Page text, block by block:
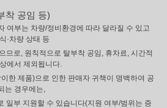
착 공임 등)
여부는 차량/정비환경에 따라 달라질 수 있고
·차량 상태 등
므로, 원칙적으로 탈부착 공임, 휴차료, 시간적
에서 제외됩니다.
한 제품)으로 인한 판매자 귀책이 명백하여 공
는 경우에는,
일부 지원할 수 있습니다(지원 여부/범위는 증